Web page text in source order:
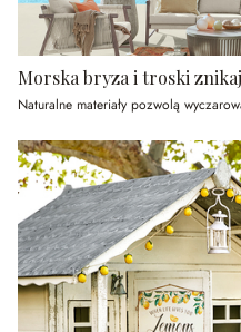
Morska bryza i troski
Naturalne materiały pozwolą